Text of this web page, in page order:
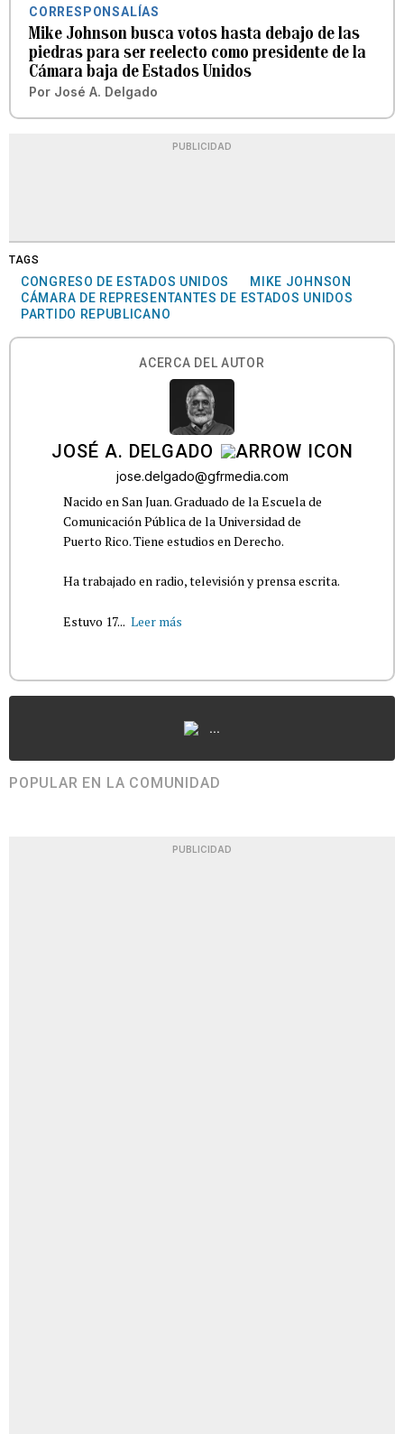
CORRESPONSALÍAS
Mike Johnson busca votos hasta debajo de las
piedras para ser reelecto como presidente de la
Cámara baja de Estados Unidos
Por José A. Delgado
PUBLICIDAD
TAGS
CONGRESO DE ESTADOS UNIDOS
MIKE JOHNSON
CÁMARA DE REPRESENTANTES DE ESTADOS UNIDOS
PARTIDO REPUBLICANO
ACERCA DEL AUTOR
JOSÉ A. DELGADO
jose.delgado@gfrmedia.com
Nacido en San Juan. Graduado de la Escuela de
Comunicación Pública de la Universidad de
Puerto Rico. Tiene estudios en Derecho.
Ha trabajado en radio, televisión y prensa escrita.
Estuvo 17... Leer más
...
POPULAR EN LA COMUNIDAD
PUBLICIDAD